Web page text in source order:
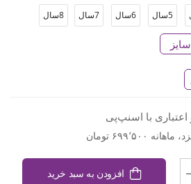
5سال 6سال 7سال 8سال
با اسنپ‌پی
افزودن به سبد خرید